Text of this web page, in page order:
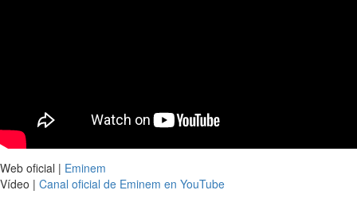
Web oficial | Eminem
Vídeo | Canal oficial de Eminem en YouTube